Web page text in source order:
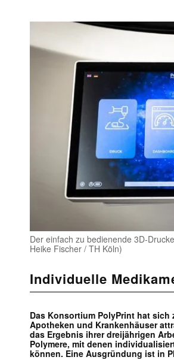
Der einfach zu bedienende 3D-
Heike Fischer / TH Köln)
Individuelle
Das Konsortium PolyPrint hat sich
Apotheken und Krankenhäuser
das Ergebnis ihrer dreijährigen
Polymere, mit denen
können. Eine Ausgründung ist in